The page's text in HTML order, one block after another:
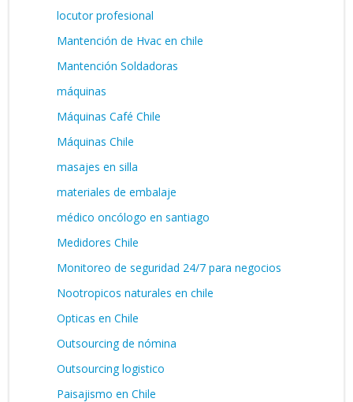
locutor profesional
Mantención de Hvac en chile
Mantención Soldadoras
máquinas
Máquinas Café Chile
Máquinas Chile
masajes en silla
materiales de embalaje
médico oncólogo en santiago
Medidores Chile
Monitoreo de seguridad 24/7 para negocios
Nootropicos naturales en chile
Opticas en Chile
Outsourcing de nómina
Outsourcing logistico
Paisajismo en Chile